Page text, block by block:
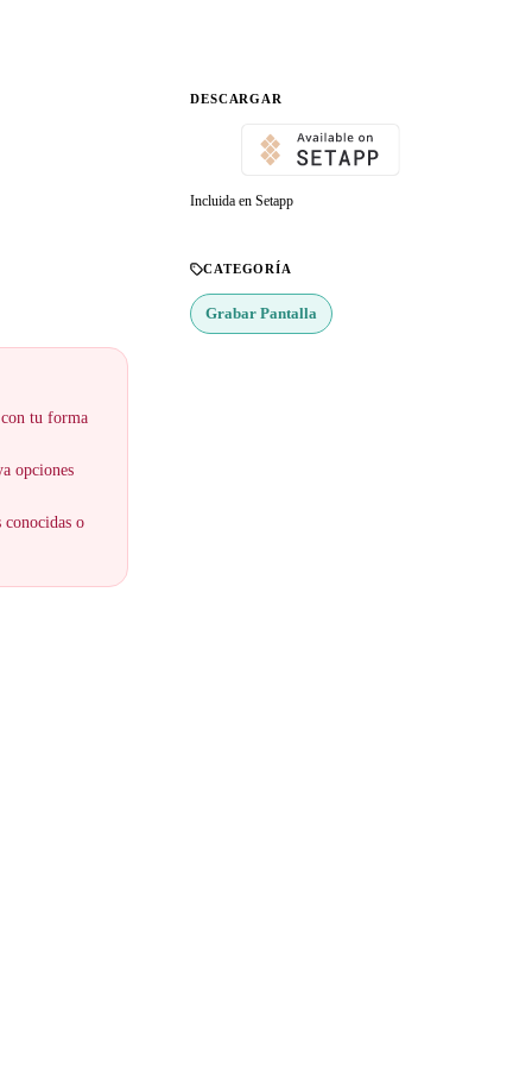
con tu forma
opciones
conocidas o
DESCARGAR
Incluida en Setapp
CATEGORÍA
Grabar Pantalla